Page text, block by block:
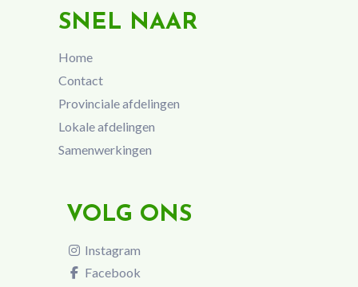
SNEL NAAR
Home
Contact
Provinciale afdelingen
Lokale afdelingen
Samenwerkingen
VOLG ONS
Instagram
Facebook